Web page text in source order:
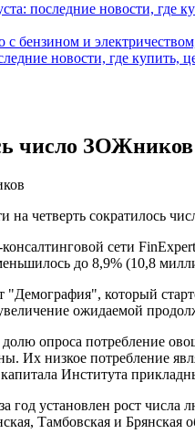
последние новости, где
бензином и
новости, где купить,
число ЗОЖников
на четверть сократилось
сети
до 8,9% (10,8
который
ожидаемой
опроса потребление
Их низкое потребление
капитала Института
год установлен рост
Тамбовская и